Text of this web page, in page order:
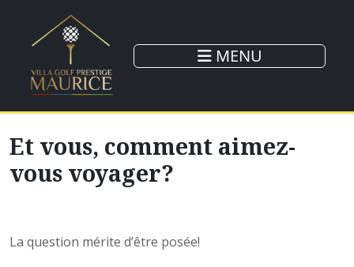
MENU
Et vous, comment aimez-
vous voyager?
La question mérite d’être posée!